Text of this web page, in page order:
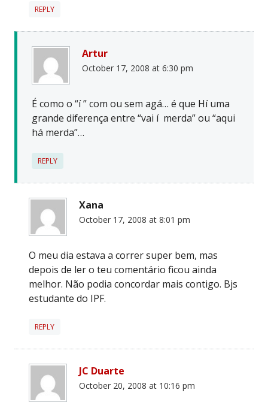
REPLY
Artur
October 17, 2008 at 6:30 pm
É como o “í ” com ou sem agá… é que Hí uma
grande diferença entre “vai í merda” ou “aqui
há merda”…
REPLY
Xana
October 17, 2008 at 8:01 pm
O meu dia estava a correr super bem, mas
depois de ler o teu comentário ficou ainda
melhor. Não podia concordar mais contigo. Bjs
estudante do IPF.
REPLY
JC Duarte
October 20, 2008 at 10:16 pm